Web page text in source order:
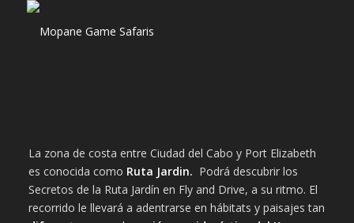
La zona de costa entre Ciudad del Cabo y Port Elizabeth
es conocida como Ruta Jardin. Podrá descubrir los
Secretos de la Ruta Jardín en Fly and Drive, a su ritmo. El
recorrido le llevará a adentrarse en hábitats y paisajes tan